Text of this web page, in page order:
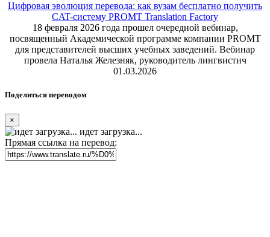
Цифровая эволюция перевода: как вузам бесплатно получить
CAT-систему PROMT Translation Factory
18 февраля 2026 года прошел очередной вебинар,
посвященный Академической программе компании PROMT
для представителей высших учебных заведений. Вебинар
провела Наталья Железняк, руководитель лингвистич
01.03.2026
Поделиться переводом
×
идет загрузка...
Прямая ссылка на перевод: